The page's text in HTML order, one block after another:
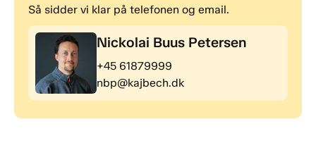
Så sidder vi klar på telefonen og email.
Nickolai Buus Petersen
+45 61879999
nbp@kajbech.dk